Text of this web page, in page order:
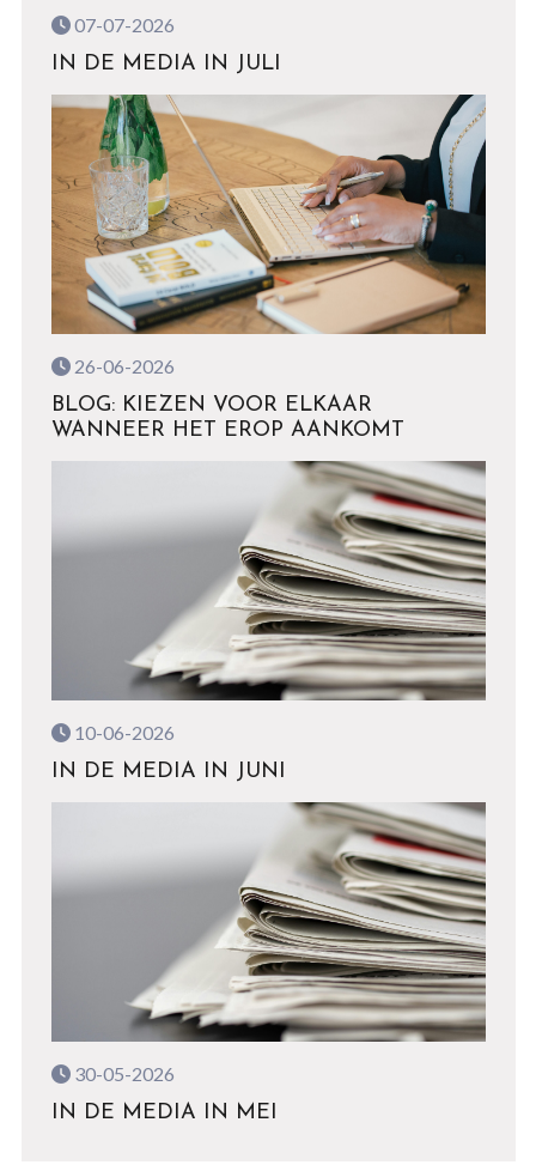
07-07-2026
IN DE MEDIA IN JULI
26-06-2026
BLOG: KIEZEN VOOR ELKAAR
WANNEER HET EROP AANKOMT
10-06-2026
IN DE MEDIA IN JUNI
30-05-2026
IN DE MEDIA IN MEI